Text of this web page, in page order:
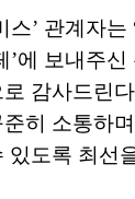
스’ 관계자
’에 보내주
감사드린
히 소통하
있도록 최선